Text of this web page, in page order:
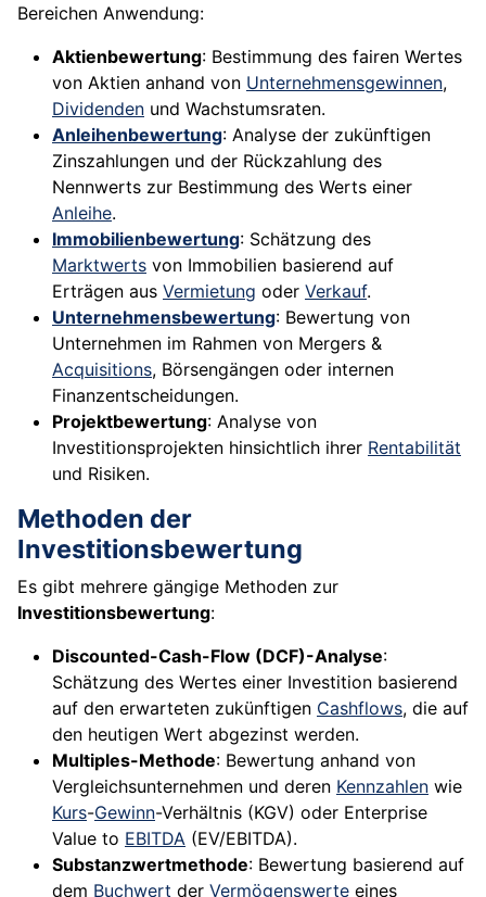
Bereichen Anwendung:
Aktienbewertung: Bestimmung des fairen Wertes
von Aktien anhand von Unternehmensgewinnen,
Dividenden und Wachstumsraten.
Anleihenbewertung: Analyse der zukünftigen
Zinszahlungen und der Rückzahlung des
Nennwerts zur Bestimmung des Werts einer
Anleihe.
Immobilienbewertung: Schätzung des
Marktwerts von Immobilien basierend auf
Erträgen aus Vermietung oder Verkauf.
Unternehmensbewertung: Bewertung von
Unternehmen im Rahmen von Mergers &
Acquisitions, Börsengängen oder internen
Finanzentscheidungen.
Projektbewertung: Analyse von
Investitionsprojekten hinsichtlich ihrer Rentabilität
und Risiken.
Methoden der
Investitionsbewertung
Es gibt mehrere gängige Methoden zur
Investitionsbewertung:
Discounted-Cash-Flow (DCF)-Analyse:
Schätzung des Wertes einer Investition basierend
auf den erwarteten zukünftigen Cashflows, die auf
den heutigen Wert abgezinst werden.
Multiples-Methode: Bewertung anhand von
Vergleichsunternehmen und deren Kennzahlen wie
Kurs-Gewinn-Verhältnis (KGV) oder Enterprise
Value to EBITDA (EV/EBITDA).
Substanzwertmethode: Bewertung basierend auf
dem Buchwert der Vermögenswerte eines